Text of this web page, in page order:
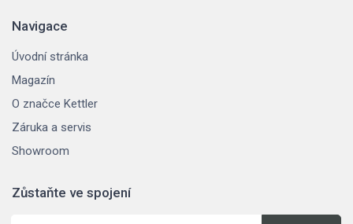
Navigace
Úvodní stránka
Magazín
O značce Kettler
Záruka a servis
Showroom
Zůstaňte ve spojení